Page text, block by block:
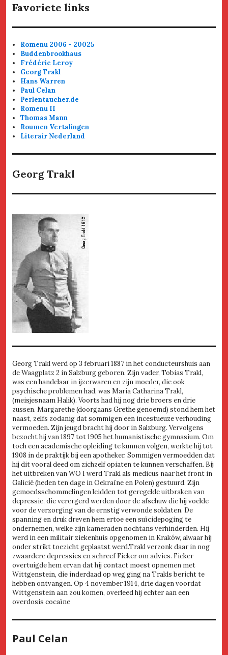
Favoriete links
Romenu 2006 - 20025
Buddenbrookhaus
Frédéric Leroy
Georg Trakl
Hans Warren
Paul Celan
Perlentaucher.de
Romenu II
Thomas Mann
Roumen Vertalingen
Literair Nederland
Georg Trakl
Georg Trakl werd op 3 februari 1887 in het conducteurshuis aan
de Waagplatz 2 in Salzburg geboren. Zijn vader, Tobias Trakl,
was een handelaar in ijzerwaren en zijn moeder, die ook
psychische problemen had, was Maria Catharina Trakl,
(meisjesnaam Halik). Voorts had hij nog drie broers en drie
zussen. Margarethe (doorgaans Grethe genoemd) stond hem het
naast, zelfs zodanig dat sommigen een incestueuze verhouding
vermoeden. Zijn jeugd bracht hij door in Salzburg. Vervolgens
bezocht hij van 1897 tot 1905 het humanistische gymnasium. Om
toch een academische opleiding te kunnen volgen, werkte hij tot
1908 in de praktijk bij een apotheker. Sommigen vermoedden dat
hij dit vooral deed om zichzelf opiaten te kunnen verschaffen. Bij
het uitbreken van WO I werd Trakl als medicus naar het front in
Galicië (heden ten dage in Oekraïne en Polen) gestuurd. Zijn
gemoedsschommelingen leidden tot geregelde uitbraken van
depressie, die verergerd werden door de afschuw die hij voelde
voor de verzorging van de ernstig verwonde soldaten. De
spanning en druk dreven hem ertoe een suïcidepoging te
ondernemen, welke zijn kameraden nochtans verhinderden. Hij
werd in een militair ziekenhuis opgenomen in Kraków, alwaar hij
onder strikt toezicht geplaatst werd.Trakl verzonk daar in nog
zwaardere depressies en schreef Ficker om advies. Ficker
overtuigde hem ervan dat hij contact moest opnemen met
Wittgenstein, die inderdaad op weg ging na Trakls bericht te
hebben ontvangen. Op 4 november 1914, drie dagen voordat
Wittgenstein aan zou komen, overleed hij echter aan een
overdosis cocaïne
Paul Celan